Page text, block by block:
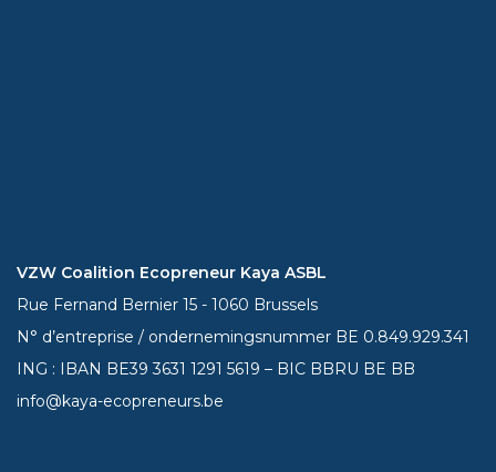
VZW Coalition Ecopreneur Kaya ASBL
Rue Fernand Bernier 15 - 1060 Brussels
N° d’entreprise / ondernemingsnummer BE 0.849.929.341
ING : IBAN BE393631 1291 5619 – BIC BBRU BE BB
info@kaya-ecopreneurs.be